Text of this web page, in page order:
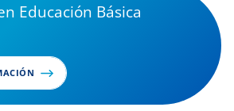
Educación Básica